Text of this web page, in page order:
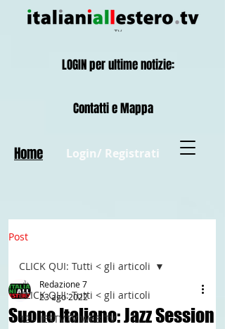
Login/ Registrati
Contatti e Mappa
Home
LOGIN per ultime notizie:
Post
CLICK QUI: Tutti < gli articoli
12 - IESTV.TV WEB TV
CLICK QUI: Tutti < gli articoli
Suono Italiano: Jazz Session
Redazione 7
23 ago 2022